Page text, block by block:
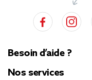
Besoin d’aide ?
Nos services